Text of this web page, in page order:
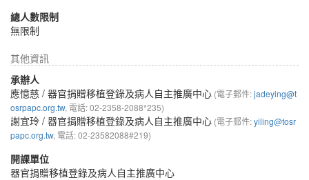
總人數限制
無限制
其他資訊
承辦人
應憶慈 / 器官捐贈移植登錄及病人自主推廣中心 (電子郵件:jadeying@t
osrpapc.org.tw, 電話: 02-2358-2088*235)
謝宜玲 / 器官捐贈移植登錄及病人自主推廣中心 (電子郵件:yiling@tosr
papc.org.tw, 電話: 02-23582088#219)
開課單位
器官捐贈移植登錄及病人自主推廣中心